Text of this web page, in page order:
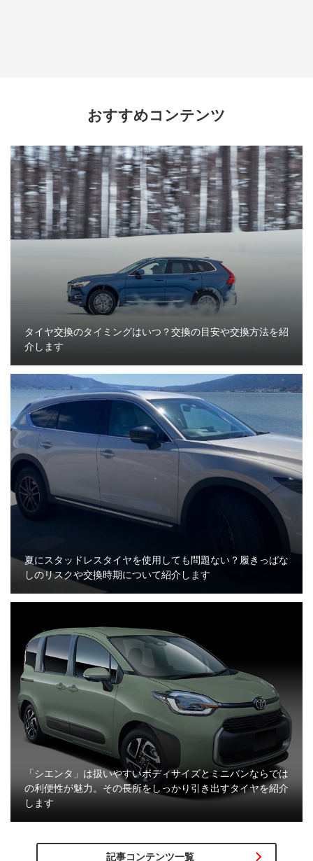
おすすめコンテンツ
タイヤ交換のタイミングはいつ？交換の目安や交換方法を紹
介します
夏にスタッドレスタイヤを使用しても問題ない？履きっぱな
しのリスクや交換時期について紹介します
「シエンタ」は扱いやすいボディサイズとミニバンならでは
の利便性が魅力。その長所をしっかり引き出すタイヤを紹介
します
記事コンテンツ一覧